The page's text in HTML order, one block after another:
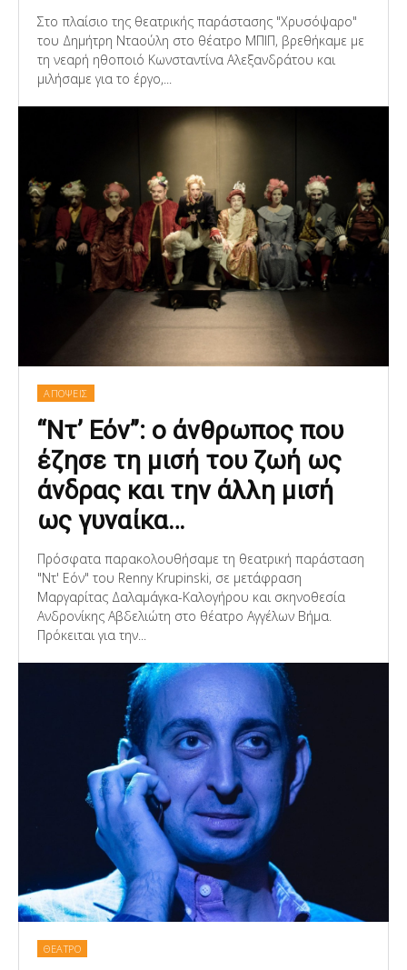
Στο πλαίσιο της θεατρικής παράστασης "Χρυσόψαρο"
του Δημήτρη Νταούλη στο θέατρο ΜΠΙΠ, βρεθήκαμε με
τη νεαρή ηθοποιό Κωνσταντίνα Αλεξανδράτου και
μιλήσαμε για το έργο,...
ΑΠΟΨΕΙΣ
“Ντ’ Εόν”: ο άνθρωπος που
έζησε τη μισή του ζωή ως
άνδρας και την άλλη μισή
ως γυναίκα…
Πρόσφατα παρακολουθήσαμε τη θεατρική παράσταση
"Ντ' Eόν" του Renny Krupinski, σε μετάφραση
Μαργαρίτας Δαλαμάγκα-Καλογήρου και σκηνοθεσία
Ανδρονίκης Αβδελιώτη στο θέατρο Αγγέλων Βήμα.
Πρόκειται για την...
ΘΕΑΤΡΟ